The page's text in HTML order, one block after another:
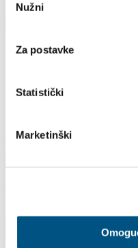
pristanka
Nužni
Za postavke
Statistički
Marketinški
Wskazówki
20. KAŠTEL
Opci podaci734,164 kB •
Czytaj więcej